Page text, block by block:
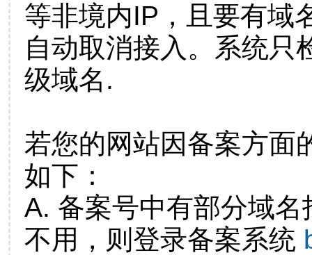
等非境内IP，且要有域
自动取消接入。系统只
级域名.
若您的网站因备案方面
如下：
A. 备案号中有部分域
不用，则登录备案系统